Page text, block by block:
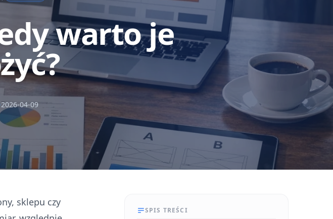
warto je
2026-04-09
sklepu czy
SPIS TREŚCI